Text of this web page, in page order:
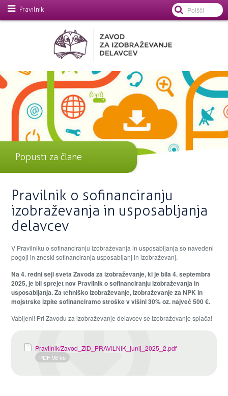
Pravilnik
Popusti za člane
Pravilnik o sofinanciranju
izobraževanja in usposabljanja
delavcev
V Pravilniku o sofinanciranju izobraževanja in usposabljanja so navedeni
pogoji in zneski sofinanciranja usposabljanj in izobraževanj.
Na 4. redni seji sveta Zavoda za izobraževanje, ki je bila 4. septembra
2025, je bil sprejet nov Pravilnik o sofinanciranju izobraževanja in
usposabljanja. Za tehniško izobraževanje, izobraževanje za NPK in
mojstrske izpite sofinanciramo stroške v višini 30% oz. najveć 500 €.
Vabljeni! Pri Zavodu za izobraževanje delavcev se izobraževanje splača!
Pravilnik/Zavod_ZID_PRAVILNIK_junij_2025_2.pdf
PDF 96 kb